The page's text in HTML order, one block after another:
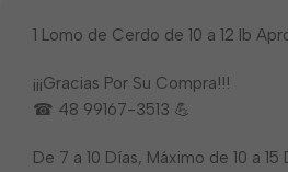
1 Lomo de Cerdo de 10 a 12 lb
¡¡¡Gracias Por Su Compra!!!
☎ 48 99167-3513 💪
De 7 a 10 Días, Máximo de 10 a 15